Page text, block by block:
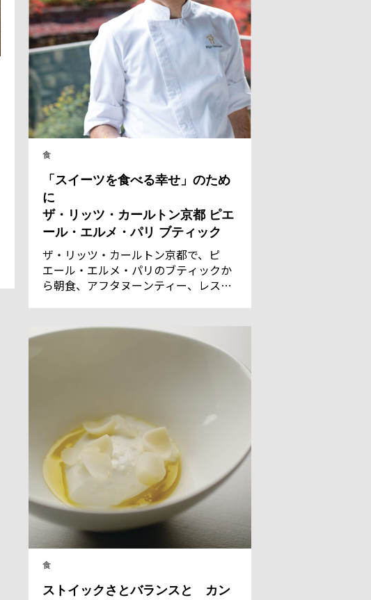
食
「スイーツを食べる幸せ」のため
に
ザ・リッツ・カールトン京都 ピエ
ール・エルメ・パリ ブティック
ザ・リッツ・カールトン京都で、ピ
エール・エルメ・パリのブティックか
ら朝食、アフタヌーンティー、レスト
全国からのゲストのために、今日も甘
く美しい、魔法のようなスイーツを作
食
ストイックさとバランスと カン